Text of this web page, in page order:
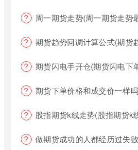
周一期货走势(周一期货走势
期货趋势回调计算公式(期货趋势回
期货闪电手开仓(期货闪电下
期货下单价格和成交价一样吗(期
股指期货k线走势(股指期货k
做期货成功的人都经历过失败吗(做期货成功的